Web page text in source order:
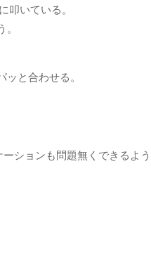
叩いている。
と合わせる。
ションも問題無くできるよう